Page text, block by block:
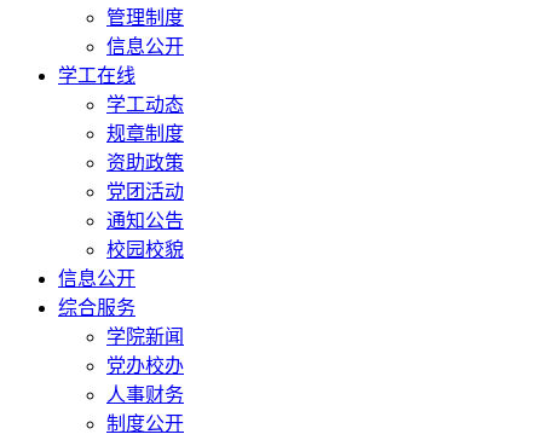
管理制度
信息公开
学工在线
学工动态
规章制度
资助政策
党团活动
通知公告
校园校貌
信息公开
综合服务
学院新闻
党办校办
人事财务
制度公开